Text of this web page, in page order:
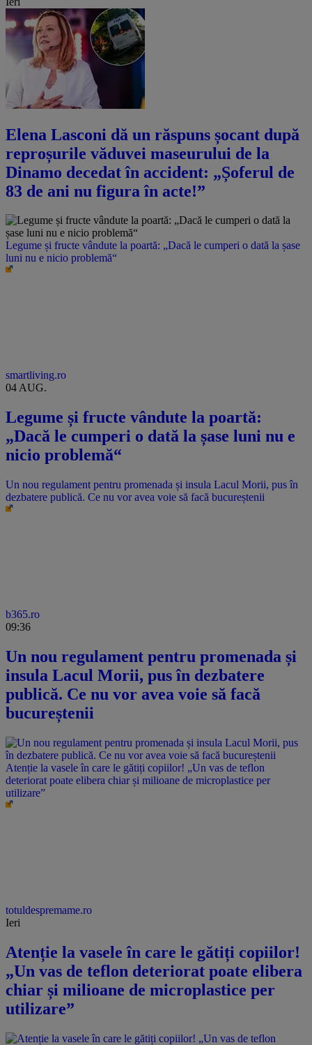
Elena Lasconi dă un răspuns șocant după
reproșurile văduvei maseurului de la
Dinamo decedat în accident: „Șoferul de
83 de ani nu figura în acte!”
Legume și fructe vândute la poartă: „Dacă le cumperi o dată la șase
luni nu e nicio problemă“
smartliving.ro
04 AUG.
Legume și fructe vândute la poartă:
„Dacă le cumperi o dată la șase luni nu e
nicio problemă“
Un nou regulament pentru promenada și insula Lacul Morii, pus în
dezbatere publică. Ce nu vor avea voie să facă bucureștenii
b365.ro
09:36
Un nou regulament pentru promenada și
insula Lacul Morii, pus în dezbatere
publică. Ce nu vor avea voie să facă
bucureștenii
Atenție la vasele în care le gătiți copiilor! „Un vas de teflon
deteriorat poate elibera chiar și milioane de microplastice per
utilizare”
totuldespremame.ro
Ieri
Atenție la vasele în care le gătiți copiilor!
„Un vas de teflon deteriorat poate elibera
chiar și milioane de microplastice per
utilizare”